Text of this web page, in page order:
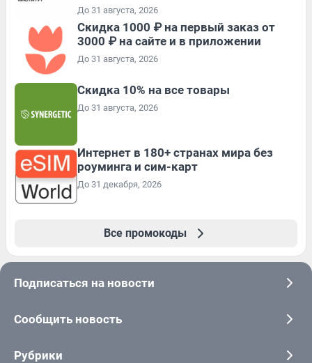
До 31 августа, 2026
Скидка 1000 ₽ на первый заказ от
3000 ₽ на сайте и в приложении
До 31 августа, 2026
Скидка 10% на все товары
До 31 августа, 2026
Интернет в 180+ странах мира без
роуминга и сим-карт
До 31 декабря, 2026
Все промокоды
Подписаться на новости
Сообщить новость
Рубрики